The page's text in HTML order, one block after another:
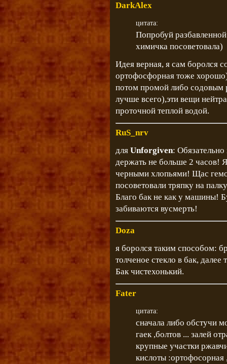
DarkAlex
цитата:
Попробуй
химичка посоветовала)
Идея верная, я сам боролся
ортофосфорная тоже
потом промой либо содовым
лучше всего),эти вещи
проточной теплой водой.
RuS_nrv
для Unforgiven:
держать не больше 2 часов!
черными хлопьями! Щас
посоветовали тряпку на
Благо бак не как у машины!
забиваются вусмерть!
Doza
я боролся таким способом:
толченое стекло в бак,
Бак чистехонький.
Fater
цитата:
сначала либо обстучи
гаек ,болтов ... залей
крупные участки
кислоты :ортофосорная